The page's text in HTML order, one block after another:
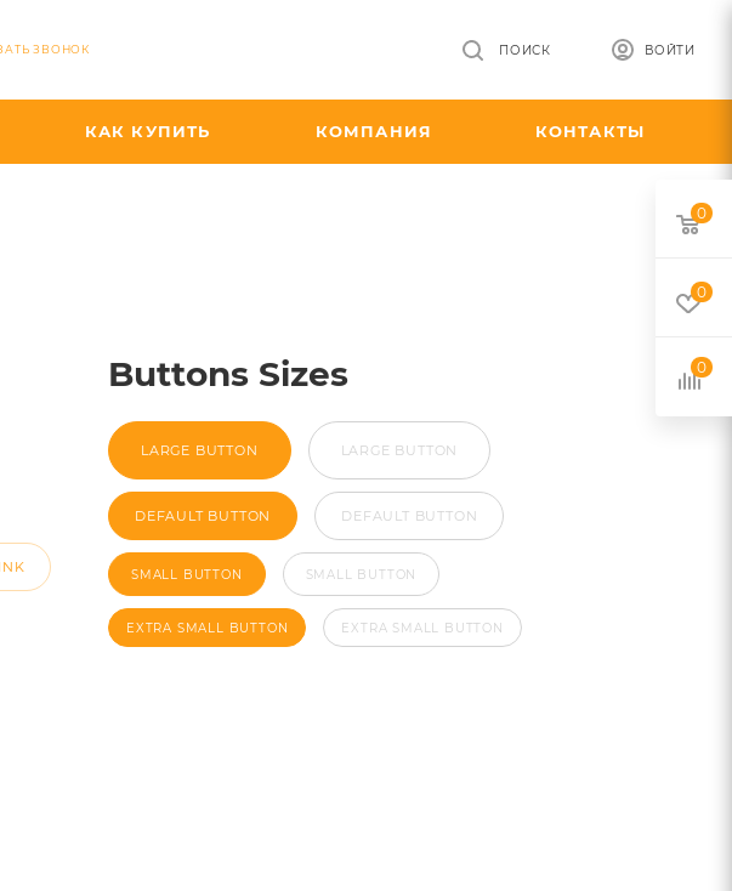
ЗВОНОК ВОЙТИ
ПОИСК
КАК КУПИТЬ КОМПАНИЯ КОНТАКТЫ
Buttons Sizes
LARGE BUTTON LARGE BUTTON
DEFAULT BUTTON DEFAULT BUTTON
SMALL BUTTON SMALL BUTTON
EXTRA SMALL BUTTON EXTRA SMALL BUTTON
0
0
0